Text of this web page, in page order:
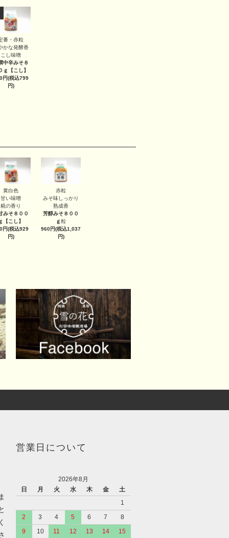
番・赤粒
かな発酵香
こし味噌
中辛みそ８
ｇ
【こし】
円(税込799
円)
黄白色
甘い味噌
糀の香り
みそ８００
ｇ
【こし】
円(税込929
円)
赤粒
みそ味しっかり
熟成香
芳醇みそ８００
ｇ粒
960円(税込1,037
円)
営業日について
2026年8月
日
月 火 水 木 金
土
1
2
3 4 5 6 7
8
9
10 11 12 13 14 15